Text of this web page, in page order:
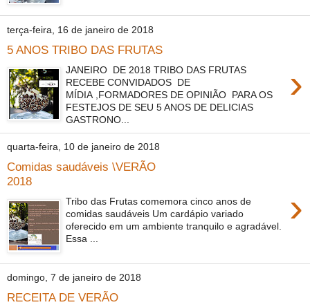
terça-feira, 16 de janeiro de 2018
5 ANOS TRIBO DAS FRUTAS
›
JANEIRO DE 2018 TRIBO DAS FRUTAS
RECEBE CONVIDADOS DE
MÍDIA ,FORMADORES DE OPINIÃO PARA OS
FESTEJOS DE SEU 5 ANOS DE DELICIAS
GASTRONO...
quarta-feira, 10 de janeiro de 2018
Comidas saudáveis \VERÃO
2018
›
Tribo das Frutas comemora cinco anos de
comidas saudáveis Um cardápio variado
oferecido em um ambiente tranquilo e agradável.
Essa ...
domingo, 7 de janeiro de 2018
RECEITA DE VERÃO